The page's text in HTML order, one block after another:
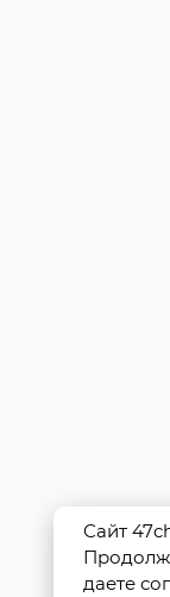
Сайт
даете